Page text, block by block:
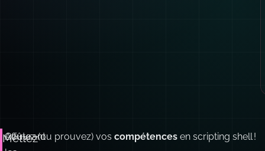
Mettez
Couvrant
Affûtez (ou prouvez) vos compétences en scripting shell !